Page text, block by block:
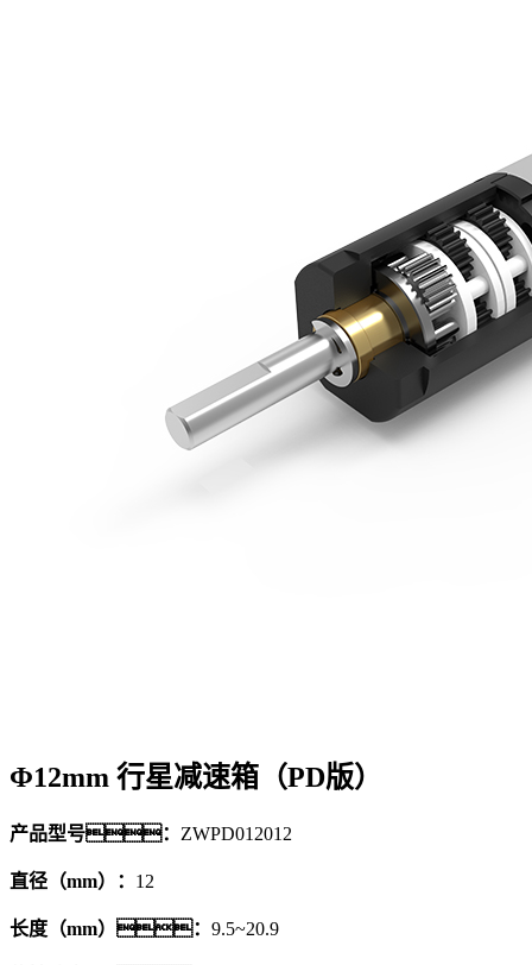
Φ12mm 行星减速箱（PD版）
产品型号： ZWPD012012
直径（mm）： 12
长度（mm）： 9.5~20.9